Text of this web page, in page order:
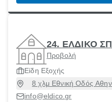
24. ΕΛΔΙΚΟ
Προβολή
Είδη Εξοχής
8 χλμ Εθνική Οδός
Εχεδώρου,
info@eldico.gr